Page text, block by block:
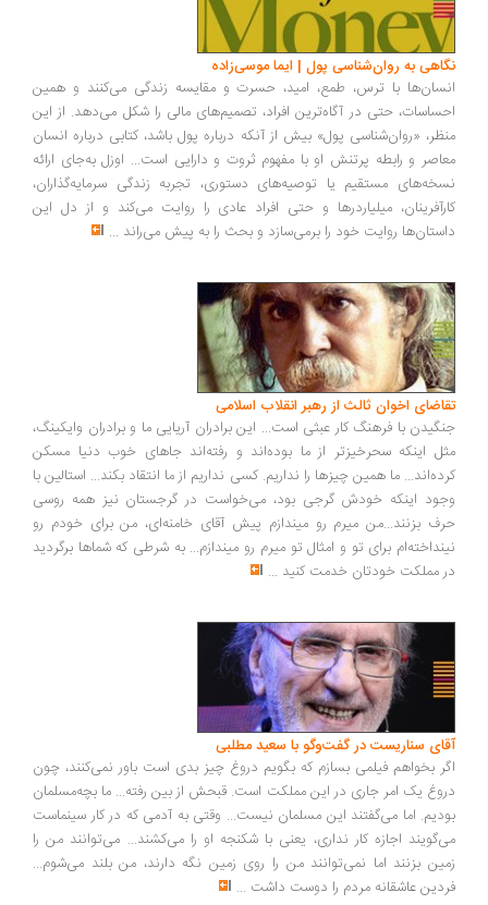
به روان‌شناسی پول | ایما موسی‌زاده
با ترس، طمع، امید، حسرت و مقایسه زندگی می‌کنند و همین
حتی در آگاه‌ترین افراد، تصمیم‌های مالی را شکل می‌دهد. از این
«روان‌شناسی پول» بیش از آنکه درباره پول باشد، کتابی درباره انسان
و رابطه پرتنش او با مفهوم ثروت و دارایی است... اوزل به‌جای ارائه
مستقیم یا توصیه‌های دستوری، تجربه زندگی سرمایه‌گذاران،
میلیاردرها و حتی افراد عادی را روایت می‌کند و از دل این
روایت خود را برمی‌سازد و بحث را به پیش می‌راند ...
اخوان ثالث از رهبر انقلاب اسلامی
با فرهنگ کار عبثی است... این برادران آریایی ما و برادران وایکینگ،
اینکه سحرخیزتر از ما بوده‌اند و رفته‌اند جاهای خوب دنیا مسکن
ما همین چیزها را نداریم. کسی نداریم از ما انتقاد بکند... استالین با
اینکه خودش گرجی بود، می‌خواست در گرجستان نیز همه روسی
بزنند...من میرم رو میندازم پیش آقای خامنه‌ای، من برای خودم رو
برای تو و امثال تو میرم رو میندازم... به شرطی که شماها برگردید
مملکت خودتان خدمت کنید...
سناریست در گفت‌وگو با سعید مطلبی
بخواهم فیلمی بسازم که بگویم دروغ چیز بدی است باور نمی‌کنند، چون
یک امر جاری در این مملکت است. قبحش از بین رفته... ما بچه‌مسلمان
اما می‌گفتند این مسلمان نیست... وقتی به آدمی که در کار سینماست
اجازه کار نداری، یعنی با شکنجه او را می‌کشند... می‌توانند من را
بزنند اما نمی‌توانند من را روی زمین نگه دارند، من بلند می‌شوم...
عاشقانه مردم را دوست داشت ...